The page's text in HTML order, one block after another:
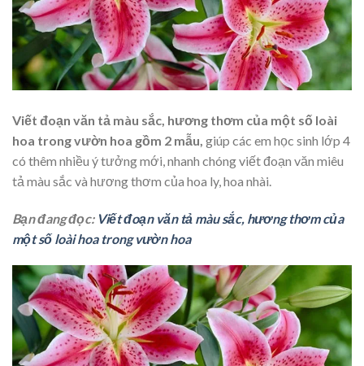
Viết đoạn văn tả màu sắc, hương thơm của một số loài
hoa trong vườn hoa gồm 2 mẫu, giúp các em học sinh lớp 4
có thêm nhiều ý tưởng mới, nhanh chóng viết đoạn văn miêu
tả màu sắc và hương thơm của hoa ly, hoa nhài.
Bạn đang đọc: Viết đoạn văn tả màu sắc, hương thơm của
một số loài hoa trong vườn hoa